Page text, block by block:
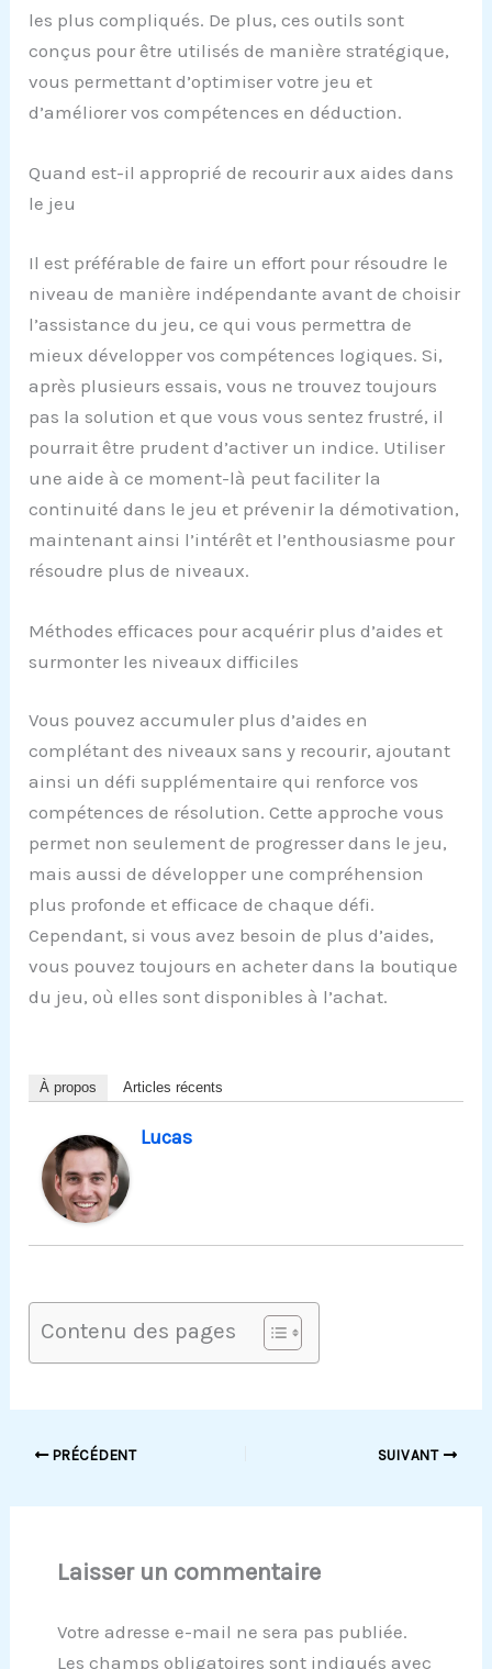
les plus compliqués. De plus, ces outils sont
conçus pour être utilisés de manière stratégique,
vous permettant d’optimiser votre jeu et
d’améliorer vos compétences en déduction.
Quand est-il approprié de recourir aux aides dans
le jeu
Il est préférable de faire un effort pour résoudre le
niveau de manière indépendante avant de choisir
l’assistance du jeu, ce qui vous permettra de
mieux développer vos compétences logiques. Si,
après plusieurs essais, vous ne trouvez toujours
pas la solution et que vous vous sentez frustré, il
pourrait être prudent d’activer un indice. Utiliser
une aide à ce moment-là peut faciliter la
continuité dans le jeu et prévenir la démotivation,
maintenant ainsi l’intérêt et l’enthousiasme pour
résoudre plus de niveaux.
Méthodes efficaces pour acquérir plus d’aides et
surmonter les niveaux difficiles
Vous pouvez accumuler plus d’aides en
complétant des niveaux sans y recourir, ajoutant
ainsi un défi supplémentaire qui renforce vos
compétences de résolution. Cette approche vous
permet non seulement de progresser dans le jeu,
mais aussi de développer une compréhension
plus profonde et efficace de chaque défi.
Cependant, si vous avez besoin de plus d’aides,
vous pouvez toujours en acheter dans la boutique
du jeu, où elles sont disponibles à l’achat.
À propos Articles récents
Lucas
Contenu des pages
PRÉCÉDENT SUIVANT
Laisser un commentaire
Votre adresse e-mail ne sera pas publiée.
Les champs obligatoires sont indiqués avec